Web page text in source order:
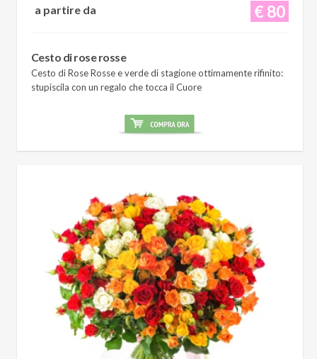
€ 80
a partire da
Cesto di rose rosse
Cesto di Rose Rosse e verde di stagione ottimamente rifinito:
stupiscila con un regalo che tocca il Cuore